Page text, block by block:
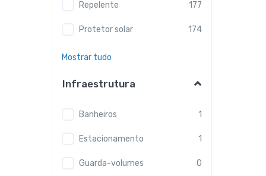
Repelente 177
Protetor solar 174
Mostrar tudo
Infraestrutura
Banheiros 1
Estacionamento 1
Guarda-volumes 0